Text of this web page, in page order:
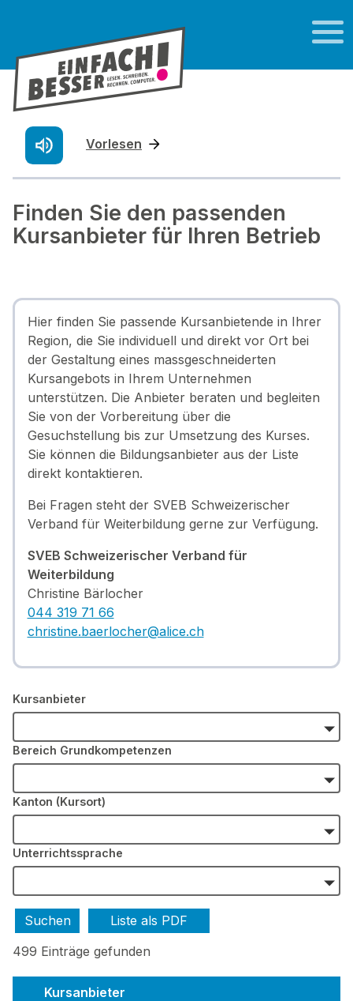
Vorlesen
Finden Sie den passenden
Kursanbieter für Ihren Betrieb
Hier finden Sie passende Kursanbietende in Ihrer
Region, die Sie individuell und direkt vor Ort bei
der Gestaltung eines massgeschneiderten
Kursangebots in Ihrem Unternehmen
unterstützen. Die Anbieter beraten und begleiten
Sie von der Vorbereitung über die
Gesuchstellung bis zur Umsetzung des Kurses.
Sie können die Bildungsanbieter aus der Liste
direkt kontaktieren.
Bei Fragen steht der SVEB Schweizerischer
Verband für Weiterbildung gerne zur Verfügung.
SVEB Schweizerischer Verband für
Weiterbildung
Christine Bärlocher
044 319 71 66
christine.baerlocher@alice.ch
Kursanbieter
Bereich Grundkompetenzen
Kanton (Kursort)
Unterrichtssprache
Liste als PDF
499 Einträge gefunden
Kursanbieter